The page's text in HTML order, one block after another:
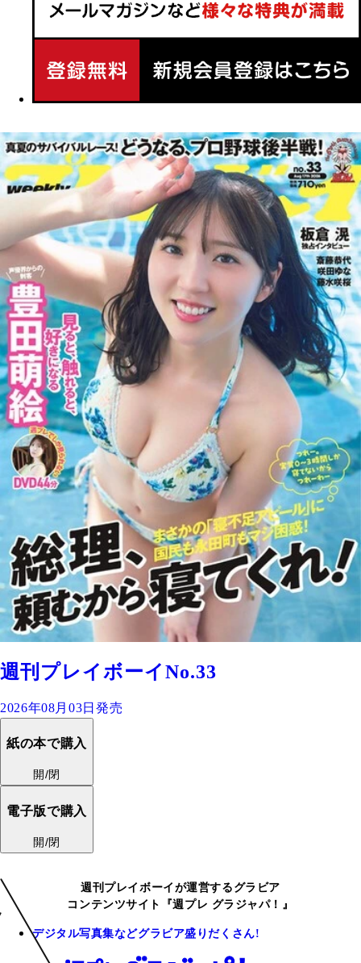
週刊プレイボーイNo.33
2026年08月03日発売
紙の本で購入
開/閉
電子版で購入
開/閉
週刊プレイボーイが運営するグラビア
コンテンツサイト『週プレ グラジャパ！』
デジタル写真集などグラビア盛りだくさん!